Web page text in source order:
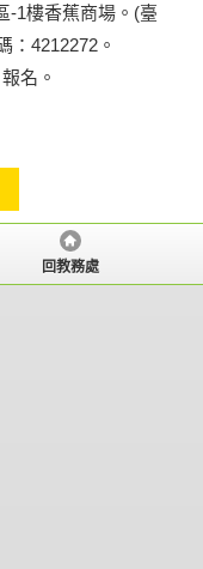
-1樓香蕉商場。(臺
：4212272。
名。
回教務處